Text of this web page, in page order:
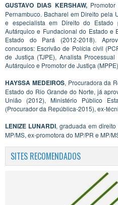
GUSTAVO DIAS KERSHAW,
Pernambuco. Bacharel em Direito pela
e especialista em Direito do Estado
Autárquico e Fundacional do Estado e
Estado do Pará (2012-2018).
concursos: Escrivão de Polícia civil
de Justiça (TJPE), Analista
Autárquico e Promotor de Justiça
HAYSSA MEDEIROS, Procuradora da
Estado do Rio Grande do Norte, já
União (2012), Ministério Público
(Procurador da República-2015), ex-
LENIZE LUNARDI, graduada em
MP/MS, ex-promotora do MP/PR e MP/
SITES RECOMENDADOS